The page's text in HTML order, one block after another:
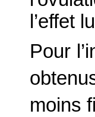
l’effet
Pour
moins